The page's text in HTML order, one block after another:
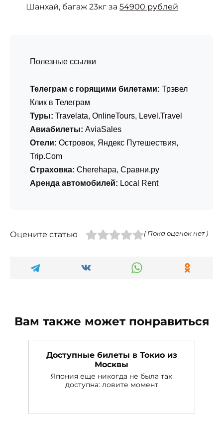
Шанхай, багаж 23кг за 54900 рублей
Полезные ссылки
Телеграм с горящими билетами: Трэвел
Клик в Телеграм
Туры: Travelata, OnlineTours, Level.Travel
Авиабилеты: AviaSales
Отели: Островок, Яндекс Путешествия,
Trip.Com
Страховка: Cherehapa, Сравни.ру
Аренда автомобилей: Local Rent
Оцените статью ( Пока оценок нет )
Вам также может понравиться
Доступные билеты в Токио из
Москвы
Япония еще никогда не была так
доступна: ловите момент